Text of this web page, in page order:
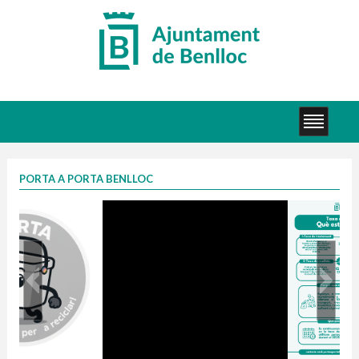
PORTA A PORTA BENLLOC